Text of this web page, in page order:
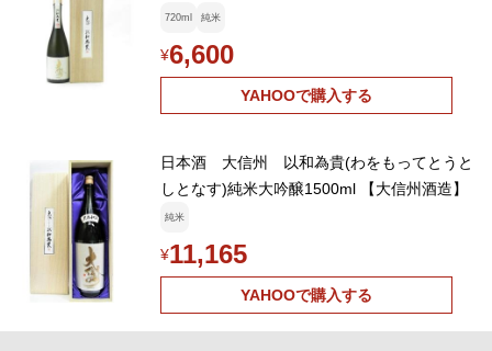
720ml 純米
¥6,600
YAHOOで購入する
日本酒 大信州 以和為貴(わをもってとうと
しとなす)純米大吟醸1500ml 【大信州酒造】
純米
¥11,165
YAHOOで購入する